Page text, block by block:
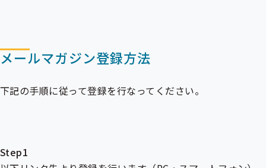
メールマガジン登録方法
下記の手順に従って登録を行なってください。
Step1